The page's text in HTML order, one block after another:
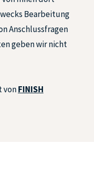
Bearbeitung
Anschlussfragen
geben wir nicht
vonFINISH